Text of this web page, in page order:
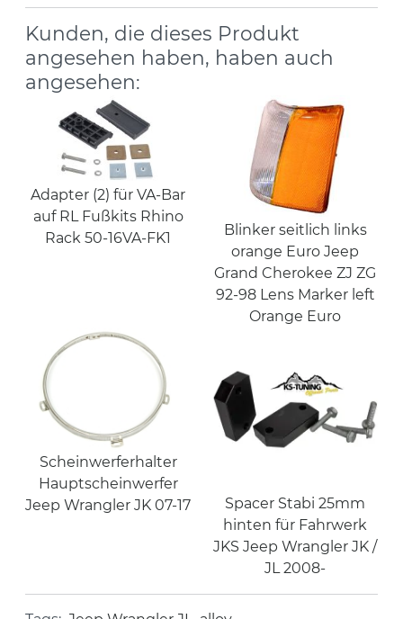
Kunden, die dieses Produkt
angesehen haben, haben auch
angesehen:
Adapter (2) für VA-Bar
auf RL Fußkits Rhino
Rack 50-16VA-FK1
Blinker seitlich links
orange Euro Jeep
Grand Cherokee ZJ ZG
92-98 Lens Marker left
Orange Euro
Scheinwerferhalter
Hauptscheinwerfer
Jeep Wrangler JK 07-17
Spacer Stabi 25mm
hinten für Fahrwerk
JKS Jeep Wrangler JK /
JL 2008-